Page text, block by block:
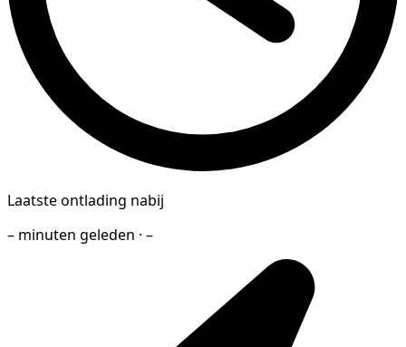
Laatste ontlading nabij
– minuten geleden · –